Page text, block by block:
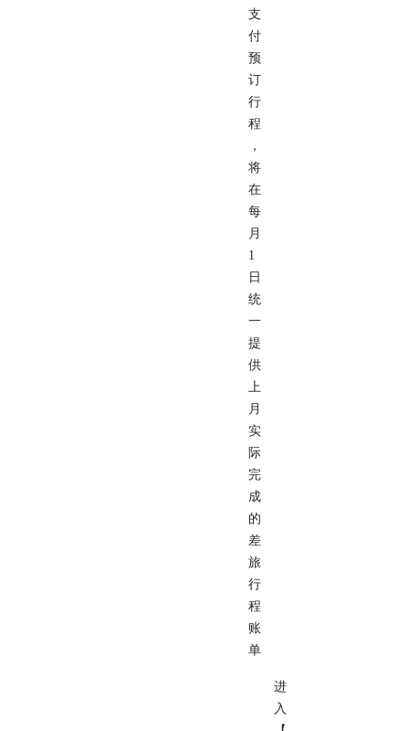
支
付
预
订
行
程
，
将
在
每
月
1
日
统
一
提
供
上
月
实
际
完
成
的
差
旅
行
程
账
单
进
入